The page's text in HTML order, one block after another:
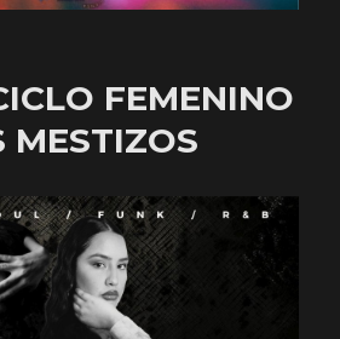
FEMENINO
MESTIZOS